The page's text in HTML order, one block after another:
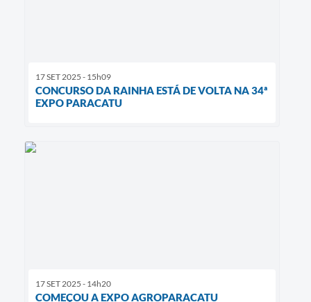
17 SET 2025 - 15h09
CONCURSO DA RAINHA ESTÁ DE VOLTA NA 34ª
EXPO PARACATU
17 SET 2025 - 14h20
COMEÇOU A EXPO AGROPARACATU